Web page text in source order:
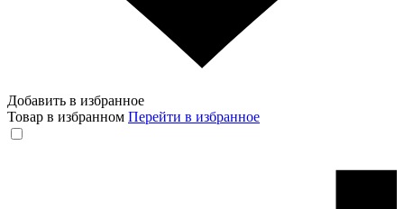
Добавить в избранное
Товар в избранном Перейти в избранное